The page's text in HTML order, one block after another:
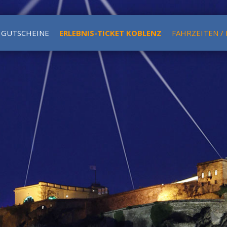
GUTSCHEINE ERLEBNIS-TICKET KOBLENZ FAHRZEITEN /